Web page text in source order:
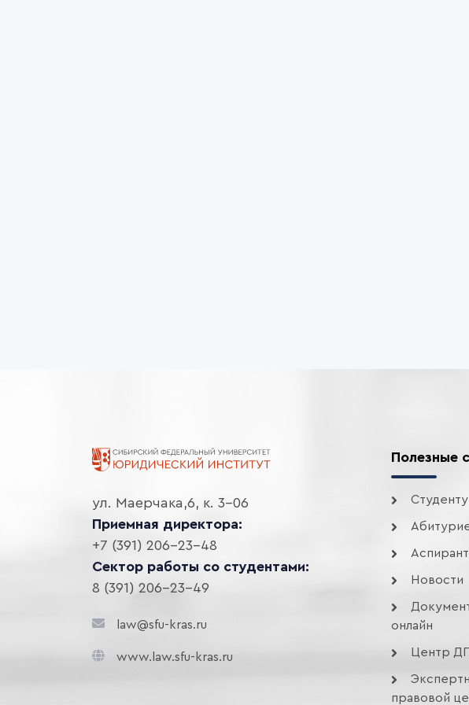
ул. Маерчака,6, к. 3-06
Приемная директора:
+7 (391) 206-23-48
Сектор работы со студентами:
8 (391) 206-23-49
law@sfu-kras.ru
www.law.sfu-kras.ru
Полезные
Студенту
Новости
онлайн
Центр
правовой